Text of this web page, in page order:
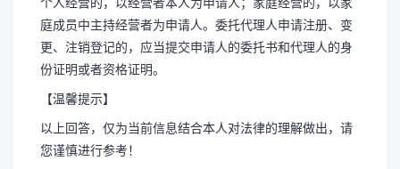
庭成员中主持经营者为申请人。委托代理人申请注册、变
更、注销登记的，应当提交申请人的委托书和代理人的身
份证明或者资格证明。
【温馨提示】
以上回答，仅为当前信息结合本人对法律的理解做出，请
您谨慎进行参考！